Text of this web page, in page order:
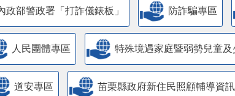
政部警政署「打詐儀錶板」 防詐騙專區
人民團體專區 特殊境遇家庭暨弱勢兒童
道安專區 苗栗縣政府新住民照顧輔導資